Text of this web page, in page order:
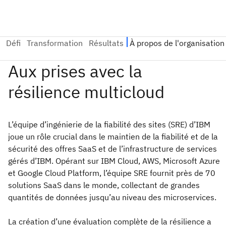
L’équipe d’ingénierie de la fiabilité des sites (SRE) d’IBM
joue un rôle crucial dans le maintien de la fiabilité et de la
sécurité des offres SaaS et de l’infrastructure de services
gérés d’IBM. Opérant sur IBM Cloud, AWS, Microsoft Azure
et Google Cloud Platform, l’équipe SRE fournit près de 70
solutions SaaS dans le monde, collectant de grandes
quantités de données jusqu’au niveau des microservices.
La création d’une évaluation complète de la résilience a